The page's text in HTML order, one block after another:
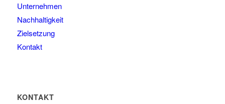
Unternehmen
Nachhaltigkeit
Zielsetzung
Kontakt
KONTAKT